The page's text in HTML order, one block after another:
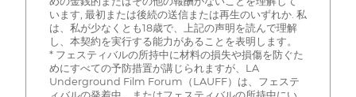
います, 最初または後続の送信または再生のいずれか. 私
は、私が少なくとも18歳で、上記の声明を読んで理解
し、本契約を実行する能力があることを表明します。
* フェスティバルの所持中に材料の損失や損傷を防ぐた
めにすべての予防措置が講じられますが、LA
Underground Film Forum（LAUFF）は、フェステ